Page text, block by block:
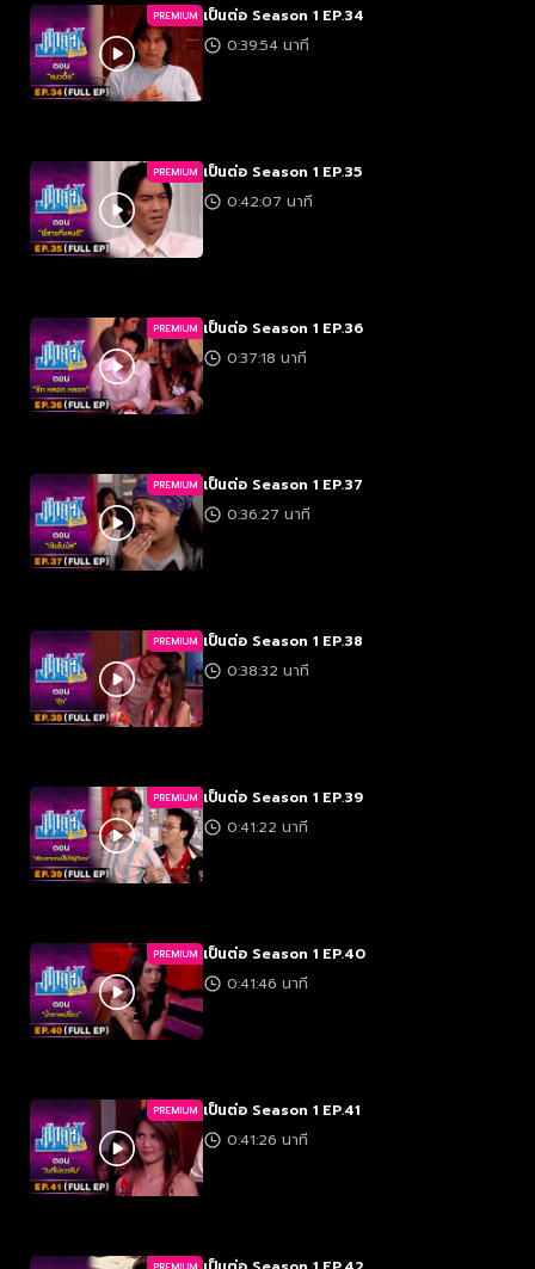
PREMIUM เป็นต่อ Season 1 EP.34
0:39:54 นาที
PREMIUM เป็นต่อ Season 1 EP.35
0:42:07 นาที
PREMIUM เป็นต่อ Season 1 EP.36
0:37:18 นาที
PREMIUM เป็นต่อ Season 1 EP.37
0:36:27 นาที
PREMIUM เป็นต่อ Season 1 EP.38
0:38:32 นาที
PREMIUM เป็นต่อ Season 1 EP.39
0:41:22 นาที
PREMIUM เป็นต่อ Season 1 EP.40
0:41:46 นาที
PREMIUM เป็นต่อ Season 1 EP.41
0:41:26 นาที